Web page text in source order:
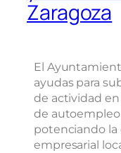
Zaragoza
El
ayudas para
de actividad
de autoempleo
potenciando
empresarial